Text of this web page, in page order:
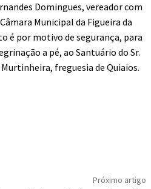
Domingues, vereador com
Municipal da Figueira da
é por motivo de segurança, para
a pé, ao Santuário do Sr.
freguesia de Quiaios.
Próximo artigo